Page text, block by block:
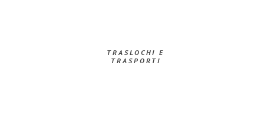
TRASLOCHI E
TRASPORTI​